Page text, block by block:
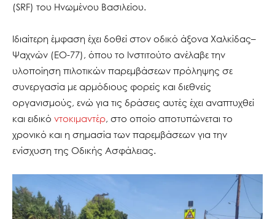
(SRF) του Ηνωμένου Βασιλείου.
Ιδιαίτερη έμφαση έχει δοθεί στον οδικό άξονα Χαλκίδας–
Ψαχνών (ΕΟ-77), όπου το Ινστιτούτο ανέλαβε την
υλοποίηση πιλοτικών παρεμβάσεων πρόληψης σε
συνεργασία με αρμόδιους φορείς και διεθνείς
οργανισμούς, ενώ για τις δράσεις αυτές έχει αναπτυχθεί
και ειδικό ντοκιμαντέρ, στο οποίο αποτυπώνεται το
χρονικό και η σημασία των παρεμβάσεων για την
ενίσχυση της Οδικής Ασφάλειας.